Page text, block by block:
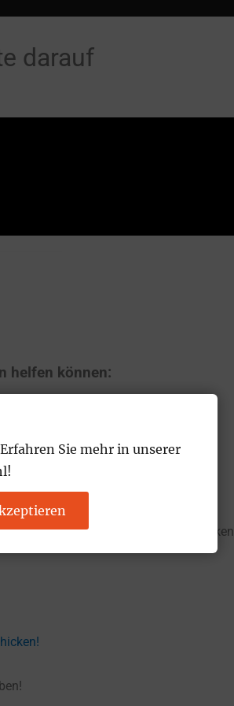
darauf
helfen können:
per Whats App an!
Kindheit, um Beziehungsdynamiken
Sie mehr in unserer